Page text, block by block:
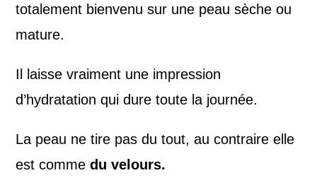
totalement bienvenu sur une peau sèche ou
mature.
Il laisse vraiment une impression
d’hydratation qui dure toute la journée.
La peau ne tire pas du tout, au contraire elle
est commedu velours.